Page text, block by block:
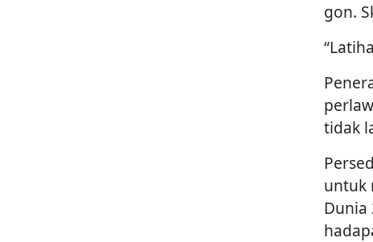
gon.
tidak
untuk
Dunia